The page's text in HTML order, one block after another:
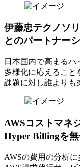
伊藤忠テクノソ
とのパートナー
日本国内で高まるハ
多様化に応えること
課題に対し誰よりも
AWSコストマネ
Hyper Billingを
AWSの費⽤の分析